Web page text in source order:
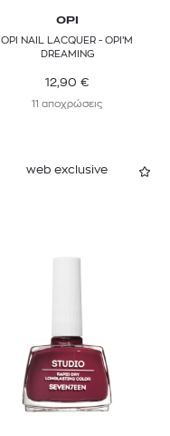
OPI
OPI NAIL LACQUER - OPI’M
DREAMING
12,90 €
11 αποχρώσεις
web exclusive